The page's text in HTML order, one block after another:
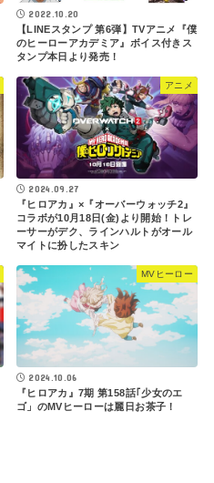
2022.10.20
【LINEスタンプ 第6弾】TVアニメ『僕
のヒーローアカデミア』ボイス付きス
タンプ本日より発売！
アニメ
2024.09.27
『ヒロアカ』×『オーバーウォッチ2』
コラボが10月18日(金)より開始！トレ
ーサーがデク、ラインハルトがオール
マイトに扮したスキン
MVヒーロー
2024.10.06
『ヒロアカ』7期 第158話｢少女のエ
ゴ」のMVヒーローは麗日お茶子！